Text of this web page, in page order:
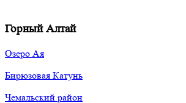
Горный Алтай
Озеро Ая
Бирюзовая Катунь
Чемальский район